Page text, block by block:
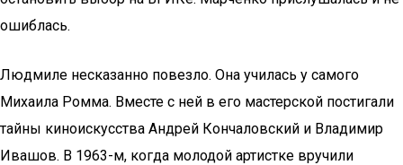
ошиблась.
Людмиле несказанно повезло. Она училась у самого
Михаила Ромма. Вместе с ней в его мастерской постигали
тайны киноискусства Андрей Кончаловский и Владимир
Ивашов. В 1963-м, когда молодой артистке вручили